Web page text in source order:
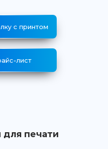
с принтом
лист
печати